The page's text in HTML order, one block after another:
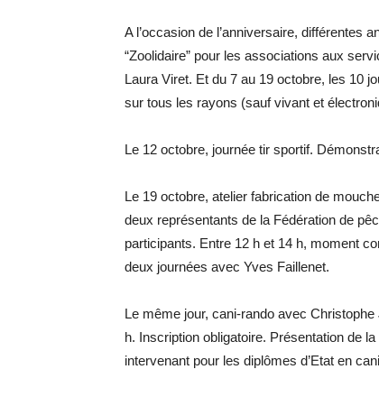
A l’occasion de l’anniversaire, différentes
“Zoolidaire” pour les associations aux
Laura Viret. Et du 7 au 19 octobre, les 10
sur tous les rayons (sauf vivant et
Le 12 octobre, journée tir sportif.
Le 19 octobre, atelier fabrication de
deux représentants de la Fédération de
participants. Entre 12 h et 14 h, moment
deux journées avec Yves Faillenet.
Le même jour, cani-rando avec
h. Inscription obligatoire. Présentation de
intervenant pour les diplômes d’Etat en